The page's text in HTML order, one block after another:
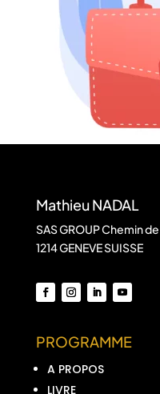
Mathieu NADAL
SAS GROUP Chemin
1214 GENEVE SUISSE
PROGRAMME
A PROPOS
LIVRE